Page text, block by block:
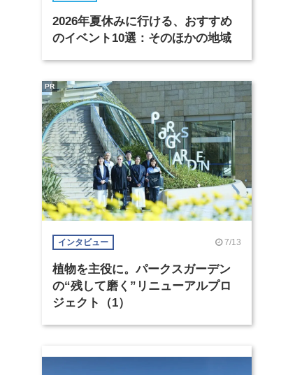
2026年夏休みに行ける、おすすめ
のイベント10選：そのほかの地域
インタビュー 7/13
植物を主役に。パークスガーデン
の“残して磨く”リニューアルプロ
ジェクト（1）
PR